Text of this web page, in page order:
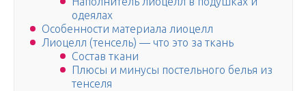
одеялах
Особенности материала лиоцелл
Лиоцелл (тенсель) — что это за ткань
Состав ткани
Плюсы и минусы постельного белья из
тенселя